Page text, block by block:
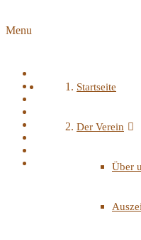
Menu
Startseite
Der Verein
Über